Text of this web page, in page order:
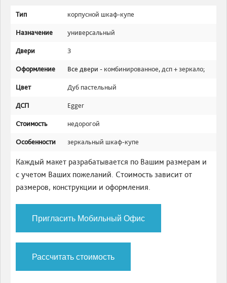
Тип корпусной шкаф-купе
Назначение универсальный
Двери 3
Оформление Все двери - комбинированное,дсп + зеркало;
Цвет Дуб пастельный
ДСП Egger
Стоимость недорогой
Особенности зеркальный шкаф-купе
Каждый макет разрабатывается по Вашим размерам и
с учетом Ваших пожеланий. Стоимость зависит от
размеров, конструкции и оформления.
Пригласить Мобильный Офис
Рассчитать стоимость